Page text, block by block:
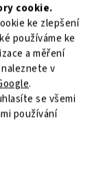
cookie.
ke zlepšení
používáme ke
a měření
v
.
se všemi
používání